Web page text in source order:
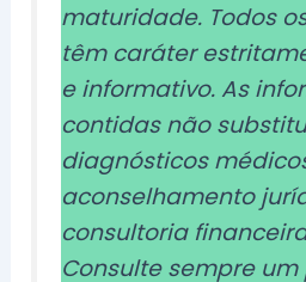
maturidade. Todos
têm caráter
e informativo. As
contidas não
diagnósticos
aconselhamento
consultoria
Consulte sempre